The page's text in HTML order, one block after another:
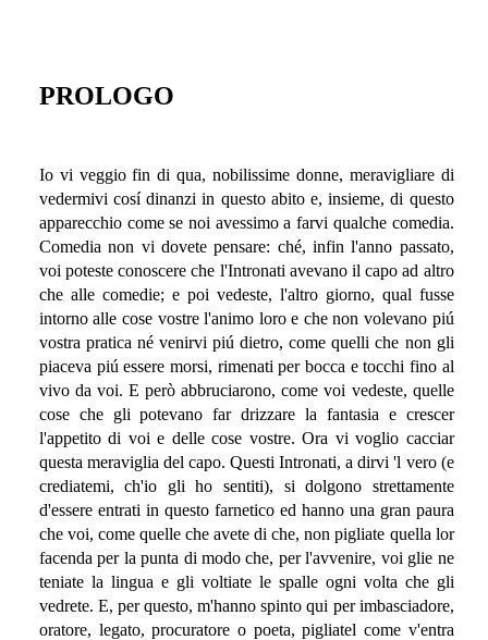
PROLOGO
Io vi veggio fin di qua, nobilissime donne, meravigliare di
vedermivi cosí dinanzi in questo abito e, insieme, di questo
apparecchio come se noi avessimo a farvi qualche comedia.
Comedia non vi dovete pensare: ché, infin l'anno passato,
voi poteste conoscere che l'Intronati avevano il capo ad altro
che alle comedie; e poi vedeste, l'altro giorno, qual fusse
intorno alle cose vostre l'animo loro e che non volevano piú
vostra pratica né venirvi piú dietro, come quelli che non gli
piaceva piú essere morsi, rimenati per bocca e tocchi fino al
vivo da voi. E però abbruciarono, come voi vedeste, quelle
cose che gli potevano far drizzare la fantasia e crescer
l'appetito di voi e delle cose vostre. Ora vi voglio cacciar
questa meraviglia del capo. Questi Intronati, a dirvi 'l vero (e
crediatemi, ch'io gli ho sentiti), si dolgono strettamente
d'essere entrati in questo farnetico ed hanno una gran paura
che voi, come quelle che avete di che, non pigliate quella lor
facenda per la punta di modo che, per l'avvenire, voi glie ne
teniate la lingua e gli voltiate le spalle ogni volta che gli
vedrete. E, per questo, m'hanno spinto qui per imbasciadore,
oratore, legato, procuratore o poeta, pigliatel come v'entra